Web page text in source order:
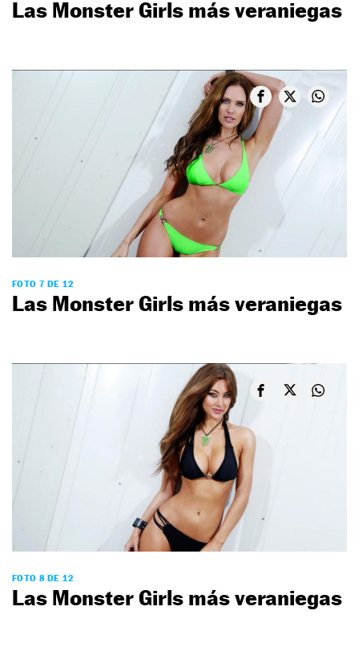
Las Monster Girls más veraniegas
FOTO 7 DE 12
Las Monster Girls más veraniegas
FOTO 8 DE 12
Las Monster Girls más veraniegas